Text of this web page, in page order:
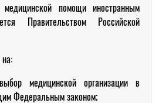
помощи иностранным
Правительством Российской
медицинской организации в
Федеральным законом;